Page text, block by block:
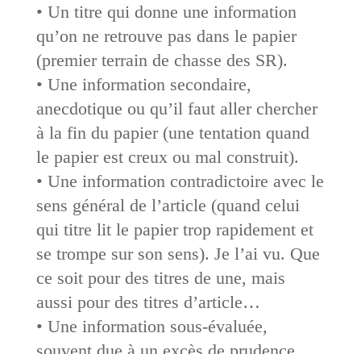
• Un titre qui donne une information
qu’on ne retrouve pas dans le papier
(premier terrain de chasse des SR).
• Une information secondaire,
anecdotique ou qu’il faut aller chercher
à la fin du papier (une tentation quand
le papier est creux ou mal construit).
• Une information contradictoire avec le
sens général de l’article (quand celui
qui titre lit le papier trop rapidement et
se trompe sur son sens). Je l’ai vu. Que
ce soit pour des titres de une, mais
aussi pour des titres d’article…
• Une information sous-évaluée,